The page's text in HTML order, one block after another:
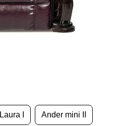
Laura I Ander mini II